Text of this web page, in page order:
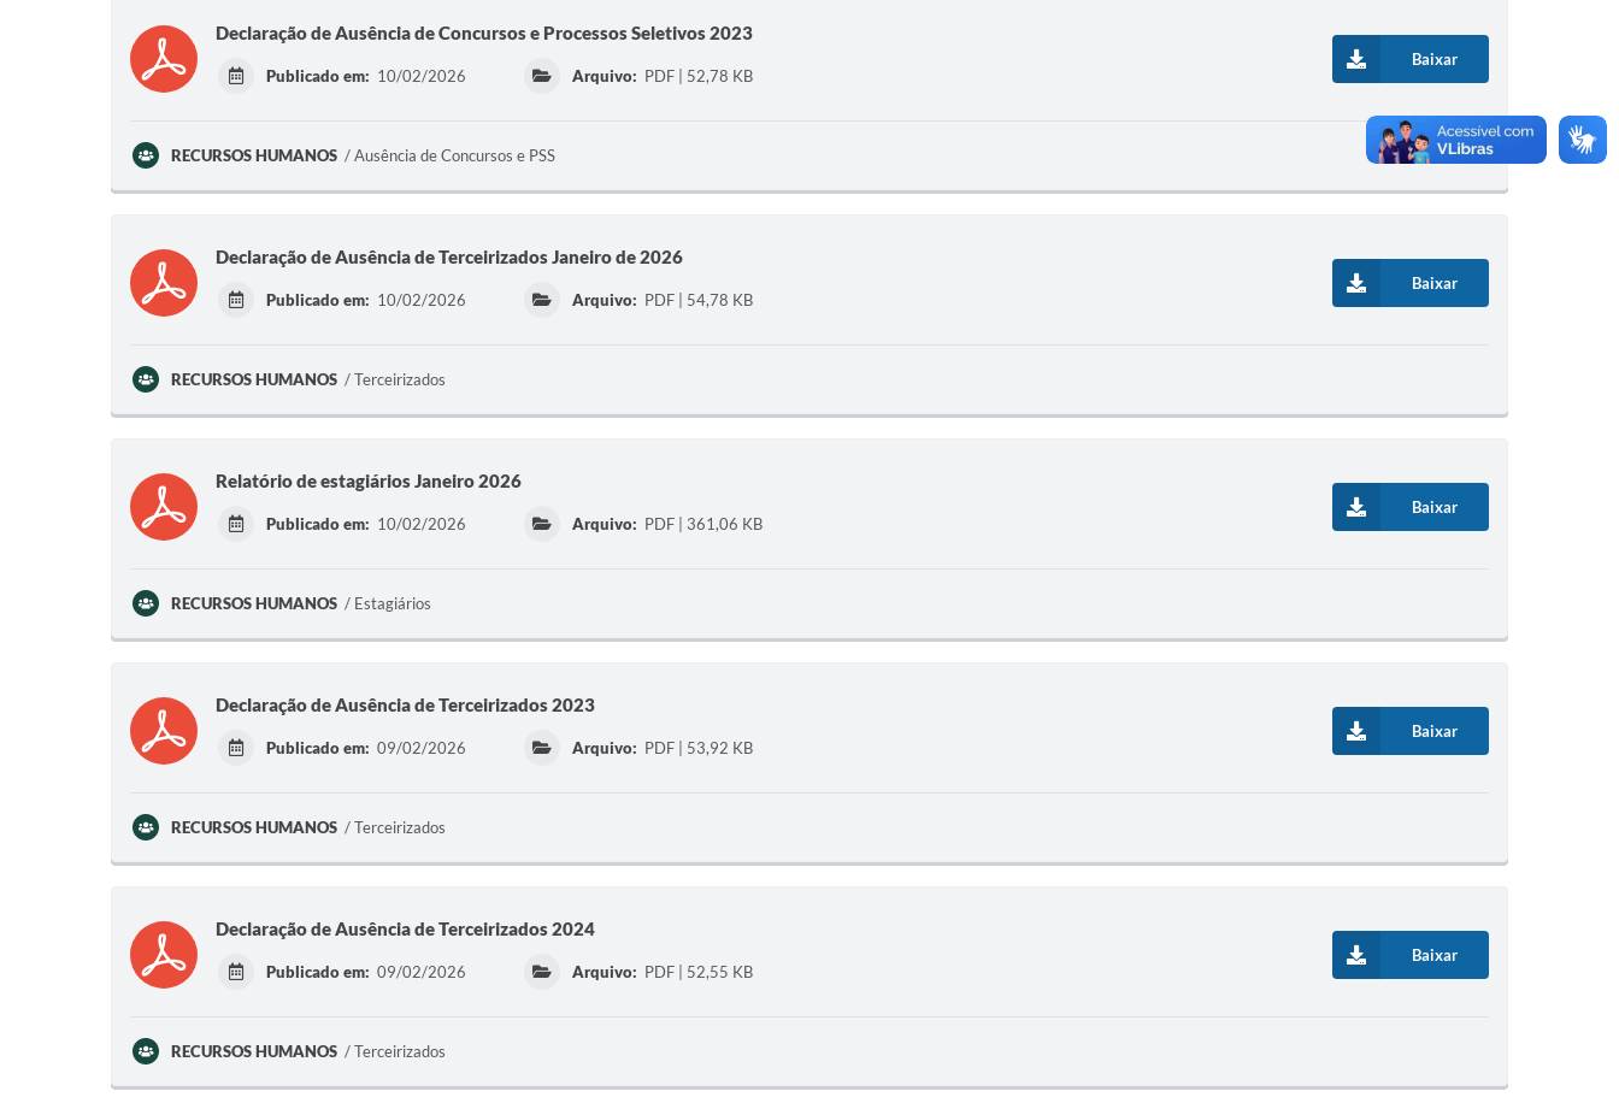
Declaração de Ausência de Concursos e Processos Seletivos 2023
Publicado em: 10/02/2026 Arquivo: PDF | 52,78 KB
Baixar
RECURSOS HUMANOS Ausência de Concursos e PSS
Declaração de Ausência de Terceirizados Janeiro de 2026
Publicado em: 10/02/2026 Arquivo: PDF | 54,78 KB
Baixar
RECURSOS HUMANOS Terceirizados
Relatório de estagiários Janeiro 2026
Publicado em: 10/02/2026 Arquivo: PDF | 361,06 KB
Baixar
RECURSOS HUMANOS Estagiários
Declaração de Ausência de Terceirizados 2023
Publicado em: 09/02/2026 Arquivo: PDF | 53,92 KB
Baixar
RECURSOS HUMANOS Terceirizados
Declaração de Ausência de Terceirizados 2024
Publicado em: 09/02/2026 Arquivo: PDF | 52,55 KB
Baixar
RECURSOS HUMANOS Terceirizados